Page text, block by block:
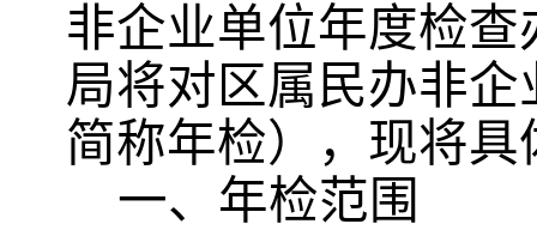
非企业单位年度检
局将对区属民办非企
简称年检），现将
一、年检范围